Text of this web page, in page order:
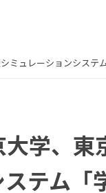
ミュレーションシス
学、
テム